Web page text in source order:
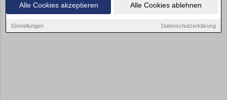
Alle Cookies akzeptieren Alle Cookies ablehnen
Einstellungen Datenschutzerklärung